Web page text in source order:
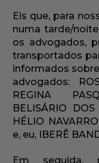
Eis que, para
numa tarde/
os advogados,
transportados
informados
advogados:
REGINA
BELISÁRIO
HÉLIO
e, eu, IBERÊ
Em seguida,